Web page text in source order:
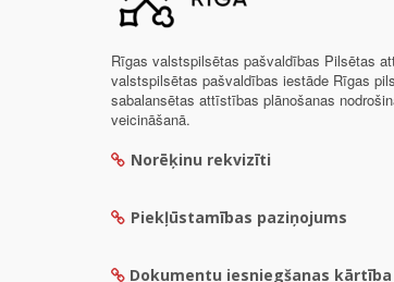
Rīgas valstspilsētas pašvaldības Pilsētas
valstspilsētas pašvaldības iestāde Rīgas
sabalansētas attīstības plānošanas
veicināšanā.
Norēķinu rekvizīti
Piekļūstamības paziņojums
Dokumentu iesniegšanas kārtība